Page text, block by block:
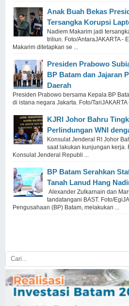
Anak Buah Bekas
Tersangka Korupsi
Nadiem Makarim jadi
triliun. Foto/AntaraJAKARTA -
Makarim ditetapkan se ...
Presiden Prabowo
BP Batam dan Jajaran
Daerah
Presiden Prabowo bersama Kepala BP
di istana negara Jakarta. Foto/
KJRI Johor Bahru
Perlindungan WNI
Konsulat Jenderal RI Johor
saat lakukan kunjungan kerja.
Konsulat Jenderal Republi ...
BP Batam Serahkan
Tanah Lanud Hang
Alexander Zulkarnain dan
tandatangani BAST. Foto/
Pengusahaan (BP) Batam, melakukan ...